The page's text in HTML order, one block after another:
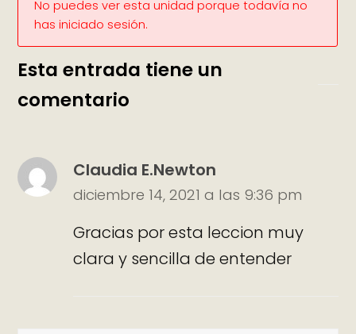
No puedes ver esta unidad porque todavía no
has iniciado sesión.
Esta entrada tiene un
comentario
Claudia E.Newton
diciembre 14, 2021 a las 9:36 pm
Gracias por esta leccion muy
clara y sencilla de entender